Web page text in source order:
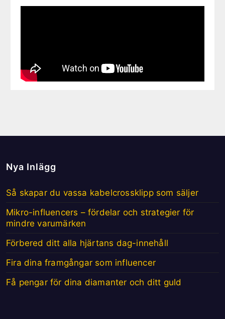
Nya Inlägg
Så skapar du vassa kabelcrossklipp som säljer
Mikro-influencers – fördelar och strategier för
mindre varumärken
Förbered ditt alla hjärtans dag-innehåll
Fira dina framgångar som influencer
Få pengar för dina diamanter och ditt guld